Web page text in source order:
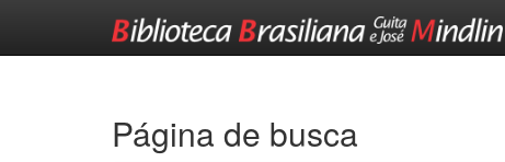
Página de busca